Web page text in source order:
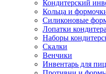
Кондитерский
Кольца и
Силиконовые
Лопатки кондитера
Наборы
Скалки
Венчики
Инвентарь для